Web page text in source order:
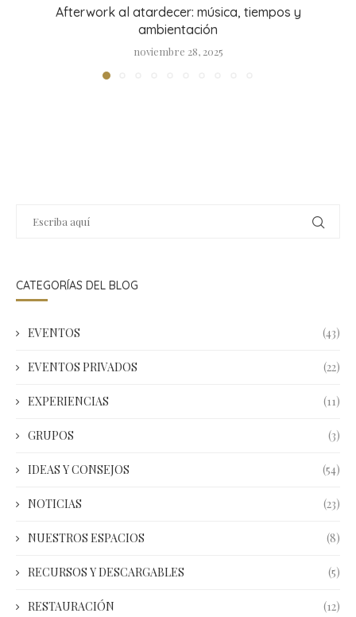
Afterwork al atardecer: música, tiempos y
ambientación
noviembre 28, 2025
CATEGORÍAS DEL BLOG
EVENTOS (43)
EVENTOS PRIVADOS (22)
EXPERIENCIAS (11)
GRUPOS (3)
IDEAS Y CONSEJOS (54)
NOTICIAS (23)
NUESTROS ESPACIOS (8)
RECURSOS Y DESCARGABLES (5)
RESTAURACIÓN (12)